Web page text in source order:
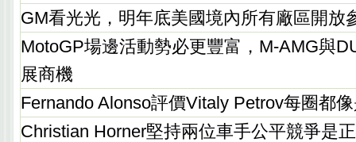
GM看光光，明年底美國境內所有廠區開放
MotoGP場邊活動勢必更豐富，M-AMG與
展商機
Fernando Alonso評價Vitaly Petrov每圈都
Christian Horner堅持兩位車手公平競爭是